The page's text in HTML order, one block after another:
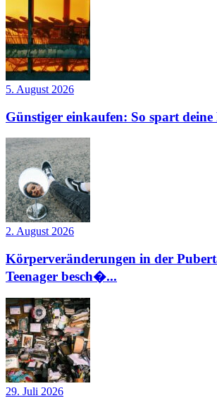
5. August 2026
Günstiger einkaufen: So spart
2. August 2026
Körperveränderungen in der
Teenager besch�...
29. Juli 2026